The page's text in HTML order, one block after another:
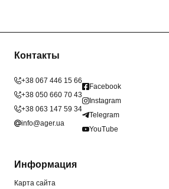
Контакты
+38 067 446 15 66
+38 050 660 70 43
+38 063 147 59 34
info@ager.ua
Facebook
Instagram
Telegram
YouTube
Информация
Карта сайта